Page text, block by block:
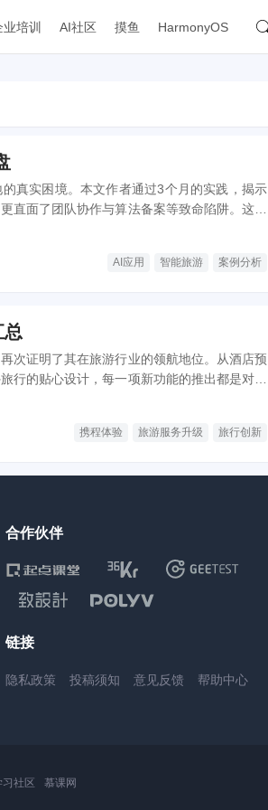
业培训 AI社区 摸鱼 HarmonyOS
真实困境。本文作者通过3个月的实践，揭示
直面了团队协作与算法备案等致命陷阱。这场
AI应用 智能旅游 案例分析
总
次证明了其在旅游行业的领航地位。从酒店预
行的贴心设计，每一项新功能的推出都是对旅
携程体验 旅游服务升级 旅行创新
合作伙伴
链接
隐私政策 投稿须知 意见反馈 帮助中心
习社区 慕课网